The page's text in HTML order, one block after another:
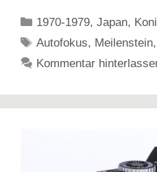
Kategorien
1970-1979,Japan,
Schlagwörter
Autofokus, Meilenstein,
Kommentar